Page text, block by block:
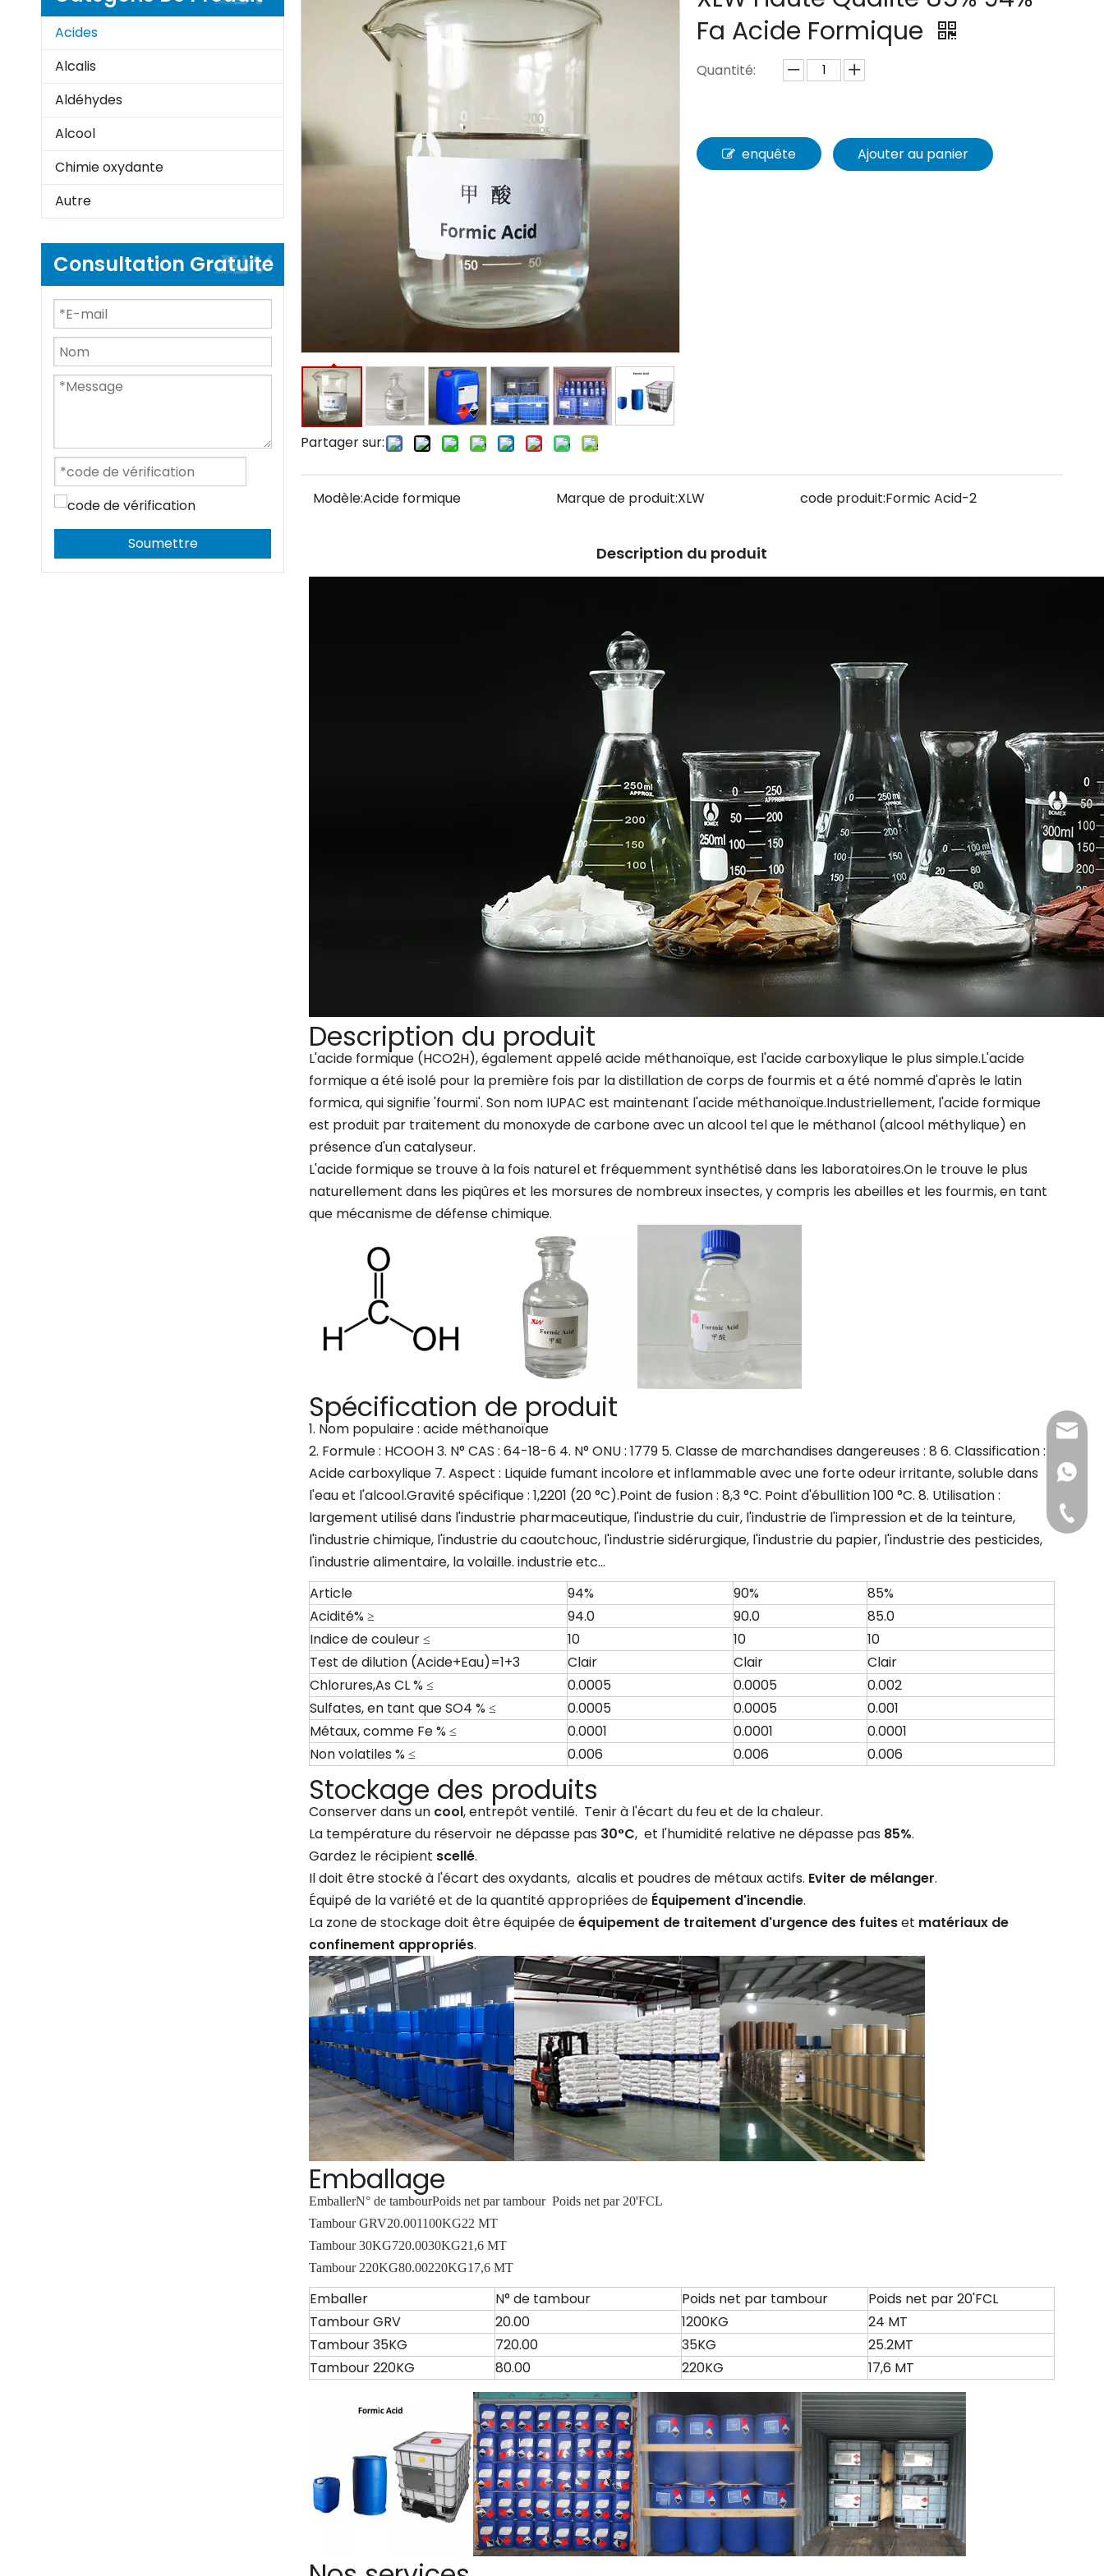
Acides
Alcalis
Aldéhydes
Alcool
Chimie oxydante
Autre
Consultation Gratuite
Soumettre
Partager sur:
Fa Acide Formique
Quantité:
enquête Ajouter au panier
Modèle:Acide formique Marque de produit:XLW code produit:Formic Acid-2
Description du produit
Description du produit
L'acide formique (HCO2H), également appelé acide méthanoïque, est l'acide carboxylique le plus simple.L'acide
formique a été isolé pour la première fois par la distillation de corps de fourmis et a été nommé d'après le latin
formica, qui signifie 'fourmi'. Son nom IUPAC est maintenant l'acide méthanoïque.Industriellement, l'acide formique
est produit par traitement du monoxyde de carbone avec un alcool tel que le méthanol (alcool méthylique) en
présence d'un catalyseur.
L'acide formique se trouve à la fois naturel et fréquemment synthétisé dans les laboratoires.On le trouve le plus
naturellement dans les piqûres et les morsures de nombreux insectes, y compris les abeilles et les fourmis, en tant
que mécanisme de défense chimique.
Spécification de produit
1. Nom populaire : acide méthanoïque
2. Formule : HCOOH 3. N° CAS : 64-18-6 4. N° ONU : 1779 5. Classe de marchandises dangereuses : 8 6. Classification :
Acide carboxylique 7. Aspect : Liquide fumant incolore et inflammable avec une forte odeur irritante, soluble dans
l'eau et l'alcool.Gravité spécifique : 1,2201 (20 °C).Point de fusion : 8,3 °C. Point d'ébullition 100 °C. 8. Utilisation :
largement utilisé dans l'industrie pharmaceutique, l'industrie du cuir, l'industrie de l'impression et de la teinture,
l'industrie chimique, l'industrie du caoutchouc, l'industrie sidérurgique, l'industrie du papier, l'industrie des pesticides,
l'industrie alimentaire, la volaille. industrie etc...
Article
94% 90%
85%
Acidité% ≥
94.0 90.0
85.0
Indice de couleur ≤
10 10
10
Test de dilution (Acide+Eau)=1+3
Clair Clair
Clair
Chlorures,As CL % ≤
0.0005 0.0005
0.002
Sulfates, en tant que SO4 % ≤
0.0005 0.0005
0.001
Métaux, comme Fe % ≤
0.0001 0.0001
0.0001
Non volatiles % ≤
0.006 0.006 0.006
Stockage des produits
Conserver dans un cool, entrepôt ventilé. Tenir à l'écart du feu et de la chaleur.
La température du réservoir ne dépasse pas 30°C, et l'humidité relative ne dépasse pas 85%.
Gardez le récipient scellé.
Il doit être stocké à l'écart des oxydants, alcalis et poudres de métaux actifs. Eviter de mélanger.
Équipé de la variété et de la quantité appropriées de Équipement d'incendie.
La zone de stockage doit être équipée deéquipement de traitement d'urgence des fuiteset matériaux de
confinement appropriés.
Emballage
EmballerN° de tambourPoids net par tambour Poids net par 20'FCL
Tambour GRV20.001100KG22 MT
Tambour 30KG720.0030KG21,6 MT
Tambour 220KG80.00220KG17,6 MT
Emballer N° de tambour Poids net par tambour
Poids net par 20'FCL
Tambour GRV
20.00 1200KG
24 MT
Tambour 35KG
720.00 35KG
25.2MT
Tambour 220KG
80.00 220KG 17,6 MT
+86-
+86-